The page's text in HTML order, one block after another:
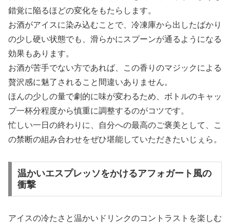
錯覚に陥るほどの変化をもたらします。
お酒がアイスに染み込むことで、冷凍庫から出したばかり
の少し硬い状態でも、滑らかにスプーンが通るようになる
効果もあります。
お酒が苦手でない方であれば、この香りのマジックによる
贅沢感に魅了されること間違いありません。
ほんの少しの量で劇的に味が変わるため、ボトルのキャッ
プ一杯分程度から慎重に調整するのがコツです。
忙しい一日の終わりに、自分への最高のご褒美として、こ
の禁断の組み合わせをぜひ堪能していただきたいじぇら。
温かいエスプレッソをかけるアフォガート風の
衝撃
アイスの冷たさと温かいドリンクのコントラストを楽しむ